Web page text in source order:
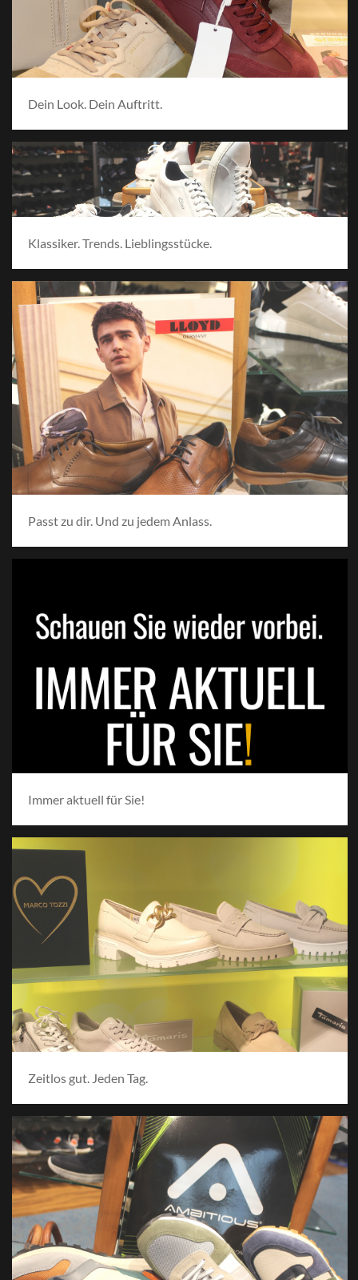
Dein Look. Dein Auftritt.
Klassiker. Trends. Lieblingsstücke.
Passt zu dir. Und zu jedem Anlass.
Immer aktuell für Sie!
Zeitlos gut. Jeden Tag.